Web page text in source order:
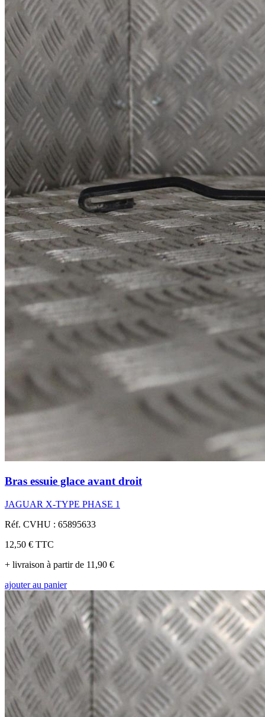
Bras essuie glace avant droit
JAGUAR X-TYPE PHASE 1
Réf. CVHU : 65895633
12,50 € TTC
+ livraison à partir de 11,90 €
ajouter au panier